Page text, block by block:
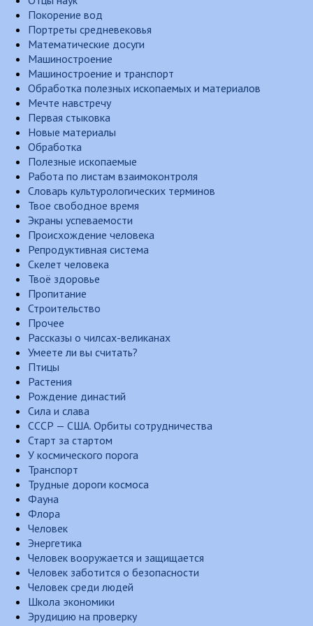
Покорение вод
Портреты средневековья
Математические досуги
Машиностроение
Машиностроение и транспорт
Обработка полезных ископаемых и материалов
Мечте навстречу
Первая стыковка
Новые материалы
Обработка
Полезные ископаемые
Работа по листам взаимоконтроля
Словарь культурологических терминов
Твое свободное время
Экраны успеваемости
Происхождение человека
Репродуктивная система
Скелет человека
Твоё здоровье
Пропитание
Строительство
Прочее
Рассказы о чилсах-великанах
Умеете ли вы считать?
Птицы
Растения
Рождение династий
Сила и слава
СССР — США. Орбиты сотрудничества
Старт за стартом
У космического порога
Транспорт
Трудные дороги космоса
Фауна
Флора
Человек
Энергетика
Человек вооружается и защищается
Человек заботится о безопасности
Человек среди людей
Школа экономики
Эрудицию на проверку